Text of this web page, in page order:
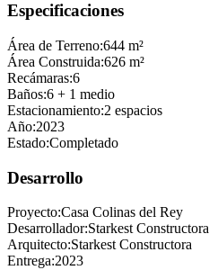
Especificaciones
Área de Terreno:644 m²
Área Construida:626 m²
Recámaras:6
Baños:6 + 1 medio
Estacionamiento:2 espacios
Año:2023
Estado:Completado
Desarrollo
Proyecto:Casa Colinas del Rey
Desarrollador:Starkest Constructora
Arquitecto:Starkest Constructora
Entrega:2023